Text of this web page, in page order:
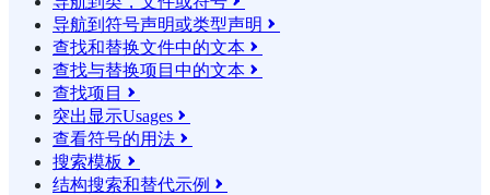
导航到符号声明或类型声明 
查找和替换文件中的文本 
查找与替换项目中的文本 
查找项目 
突出显示Usages 
查看符号的用法 
搜索模板 
结构搜索和替代示例 